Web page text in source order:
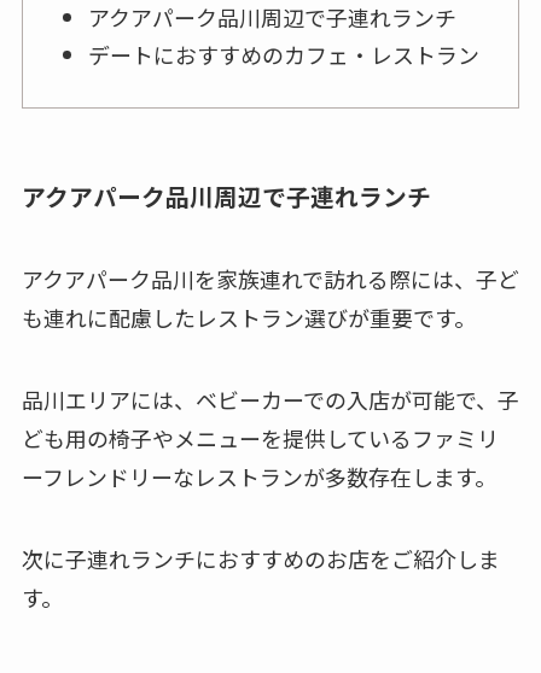
アクアパーク品川周辺で子連れランチ
デートにおすすめのカフェ・レストラン
アクアパーク品川周辺で子連れランチ
アクアパーク品川を家族連れで訪れる際には、子ど
も連れに配慮したレストラン選びが重要です。
品川エリアには、ベビーカーでの入店が可能で、子
ども用の椅子やメニューを提供しているファミリ
ーフレンドリーなレストランが多数存在します。
次に子連れランチにおすすめのお店をご紹介しま
す。